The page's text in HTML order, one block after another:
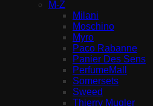
M-Z
Milani
Moschino
Myro
Paco Rabanne
Panier Des Sens
PerfumeMall
Somersets
Sweed
Thierry Mugler